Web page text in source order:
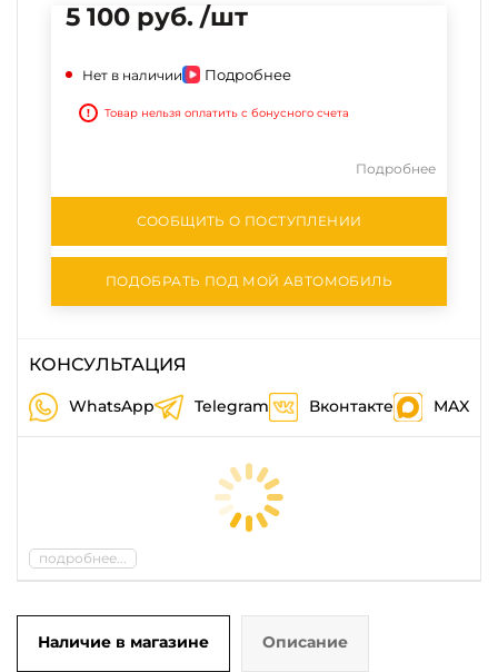
5 100 руб. /шт
Нет в наличии Подробнее
! Товар нельзя оплатить с бонусного счета
Подробнее
СООБЩИТЬ О ПОСТУПЛЕНИИ
ПОДОБРАТЬ ПОД МОЙ АВТОМОБИЛЬ
КОНСУЛЬТАЦИЯ
WhatsApp Telegram Вконтакте MAX
подробнее...
Наличие в магазине Описание